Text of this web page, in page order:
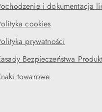
i dokumentacja
cookies
prywatności
Bezpieczeństwa
towarowe